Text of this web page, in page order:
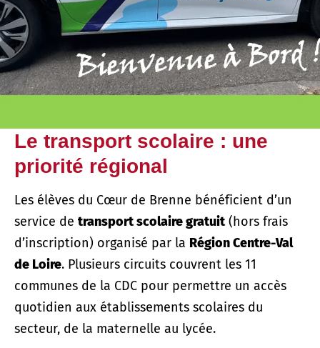
Le transport scolaire : une
priorité régional
Les élèves du Cœur de Brenne bénéficient d’un
service de transport scolaire gratuit (hors frais
d’inscription) organisé par la Région Centre-Val
de Loire. Plusieurs circuits couvrent les 11
communes de la CDC pour permettre un accès
quotidien aux établissements scolaires du
secteur, de la maternelle au lycée.